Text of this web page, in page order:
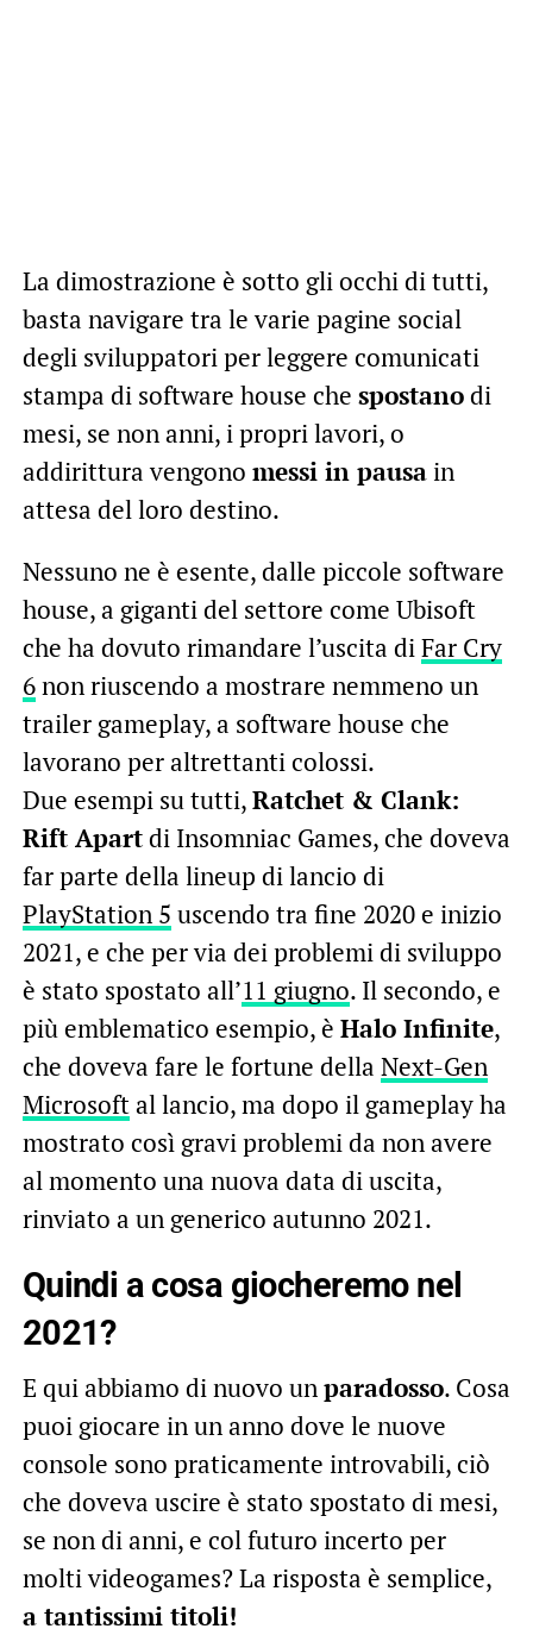
La dimostrazione è sotto gli occhi di tutti,
basta navigare tra le varie pagine social
degli sviluppatori per leggere comunicati
stampa di software house che spostanodi
mesi, se non anni, i propri lavori, o
addirittura vengono messi in pausain
attesa del loro destino.
Nessuno ne è esente, dalle piccole software
house, a giganti del settore come Ubisoft
che ha dovuto rimandare l’uscita diFar Cry
6non riuscendo a mostrare nemmeno un
trailer gameplay, a software house che
lavorano per altrettanti colossi.
Due esempi su tutti,Ratchet & Clank:
Rift Apartdi Insomniac Games, che doveva
far parte della lineup di lancio di
PlayStation 5 uscendo tra fine 2020 e inizio
2021, e che per via dei problemi di sviluppo
è stato spostato all’11 giugno. Il secondo, e
più emblematico esempio, è Halo Infinite,
che doveva fare le fortune della Next-Gen
Microsoftal lancio, ma dopo il gameplay ha
mostrato così gravi problemi da non avere
al momento una nuova data di uscita,
rinviato a un generico autunno 2021.
Quindi a cosa giocheremo nel
2021?
E qui abbiamo di nuovo unparadosso. Cosa
puoi giocare in un anno dove le nuove
console sono praticamente introvabili, ciò
che doveva uscire è stato spostato di mesi,
se non di anni, e col futuro incerto per
molti videogames? La risposta è semplice,
a tantissimi titoli!